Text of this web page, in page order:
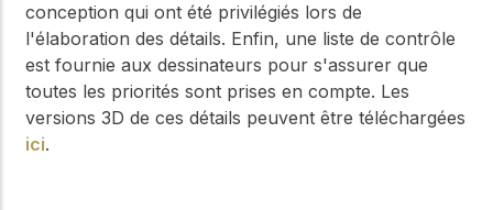
conception qui ont été privilégiés lors de
l'élaboration des détails. Enfin, une liste de contrôle
est fournie aux dessinateurs pour s'assurer que
toutes les priorités sont prises en compte. Les
versions 3D de ces détails peuvent être téléchargées
ici.